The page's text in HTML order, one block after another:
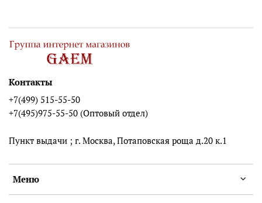
Меню
Контакты
+7(499) 515-55-50
+7(495)975-55-50 (Оптовый отдел)
Пункт выдачи ; г. Москва, Потаповская роща д.20 к.1